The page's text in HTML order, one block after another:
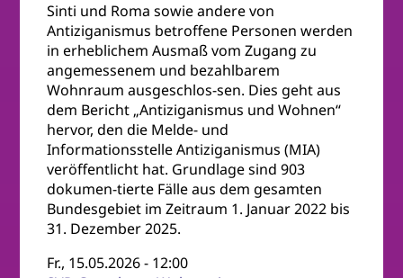
Sinti und Roma sowie andere von
Antiziganismus betroffene Personen werden
in erheblichem Ausmaß vom Zugang zu
angemessenem und bezahlbarem
Wohnraum ausgeschlos-sen. Dies geht aus
dem Bericht „Antiziganismus und Wohnen“
hervor, den die Melde- und
Informationsstelle Antiziganismus (MIA)
veröffentlicht hat. Grundlage sind 903
dokumen-tierte Fälle aus dem gesamten
Bundesgebiet im Zeitraum 1. Januar 2022 bis
31. Dezember 2025.
Fr., 15.05.2026 - 12:00